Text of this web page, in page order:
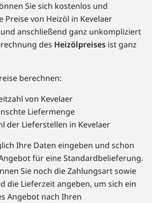
Sie sich kostenlos und
Preise von Heizöl in Kevelaer
anschließend ganz unkompliziert
des Heizölpreises ist ganz
berechnen:
von Kevelaer
Liefermenge
der Lieferstellen in Kevelaer
Ihre Daten eingeben und schon
für eine Standardbelieferung.
Sie noch die Zahlungsart sowie
die Lieferzeit angeben, um sich ein
Angebot nach Ihren